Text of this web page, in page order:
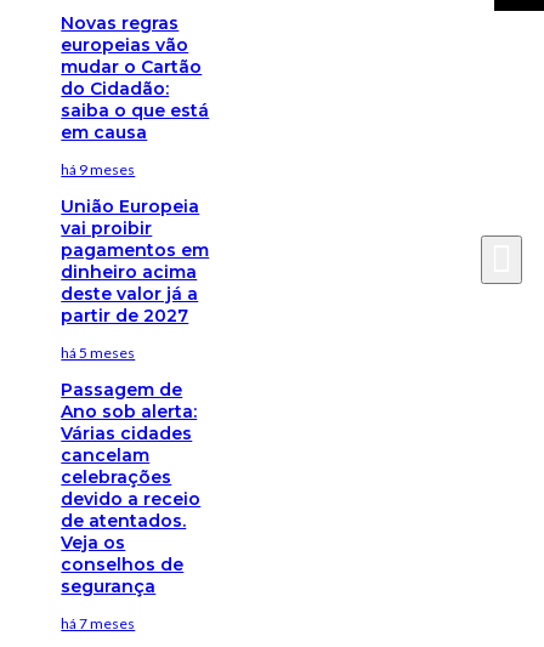
Novas regras
europeias vão
mudar o Cartão
do Cidadão:
saiba o que está
em causa
há 9 meses
União Europeia
vai proibir
pagamentos em
dinheiro acima
deste valor já a
partir de 2027
há 5 meses
Passagem de
Ano sob alerta:
Várias cidades
cancelam
celebrações
devido a receio
de atentados.
Veja os
conselhos de
segurança
há 7 meses